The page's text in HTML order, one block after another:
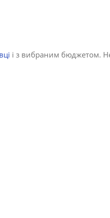
і з вибраним бюджетом.